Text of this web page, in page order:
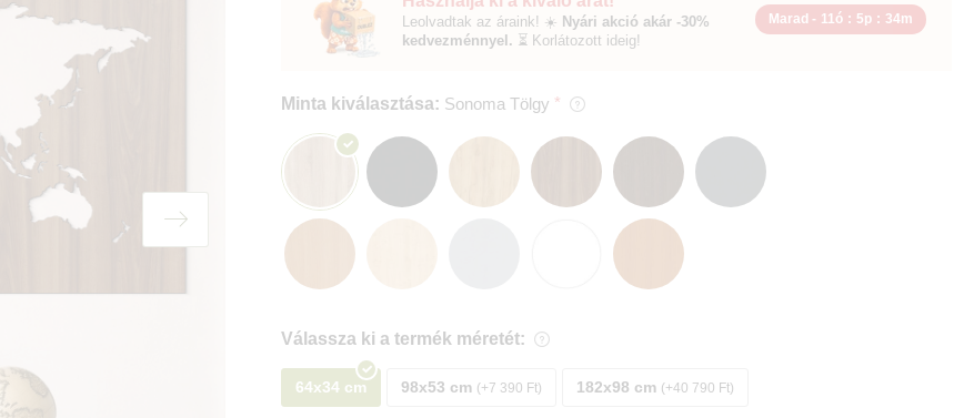
Leolvadtak az áraink! ☀️ Nyári akció akár -30%
kedvezménnyel. ⏳ Korlátozott ideig!
Marad - 11ó : 5p : 33m
Minta kiválasztása: Sonoma Tölgy
Válassza ki a termék méretét:
64x34 cm 98x53 cm +7 390 Ft 182x98 cm +40 790 Ft